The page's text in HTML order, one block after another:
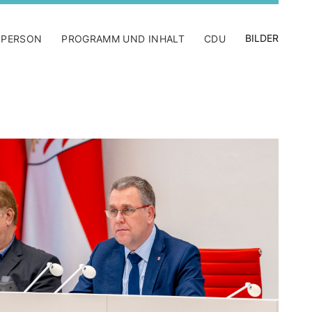
PROGRAMM UND INHALT CDU BILDER